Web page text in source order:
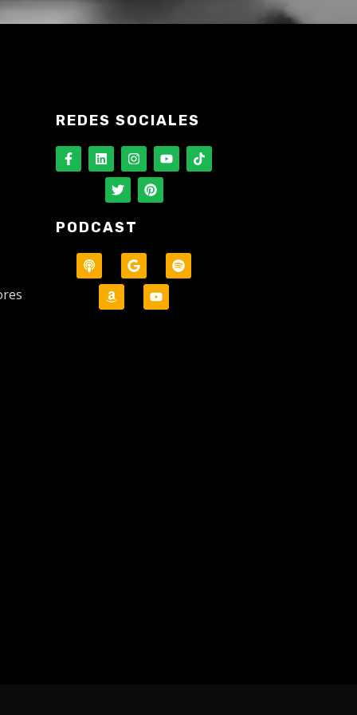
REDES SOCIALES
PODCAST